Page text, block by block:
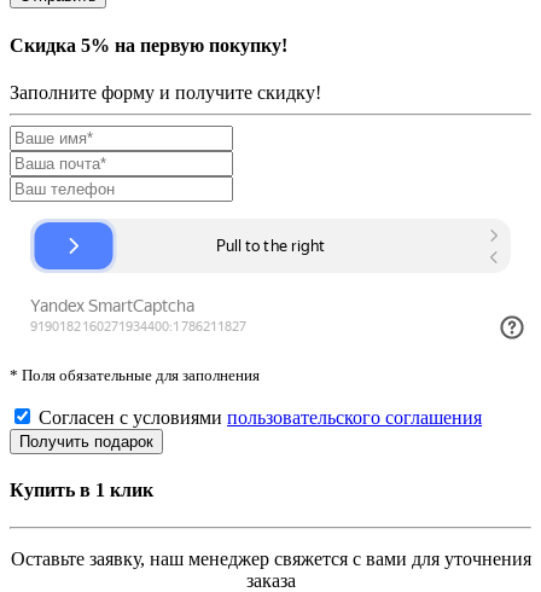
Скидка 5% на первую покупку!
Заполните форму и получите скидку!
* Поля обязательные для заполнения
Согласен с условиями пользовательского соглашения
Купить в 1 клик
Оставьте заявку, наш менеджер свяжется с вами для уточнения
заказа